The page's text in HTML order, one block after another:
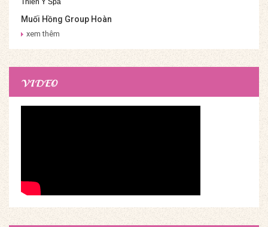
Muối Hồng Group Hoàn
Thiện Onsen & Jjim Jil
xem thêm
VIDEO